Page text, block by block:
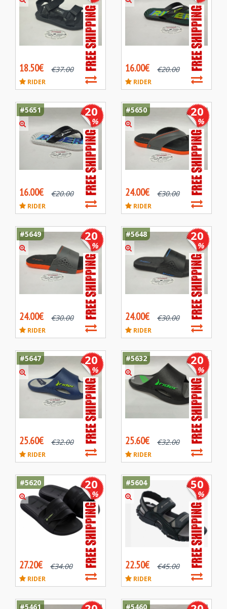
18.50€ €37.00
RIDER
16.00€ €20.00
RIDER
16.00€ €20.00
RIDER
#5651 20
%
24.00€ €30.00
RIDER
#5650 20
%
24.00€ €30.00
RIDER
#5649 20
%
24.00€ €30.00
RIDER
#5648 20
%
25.60€ €32.00
RIDER
#5647 20
%
25.60€ €32.00
RIDER
#5632 20
%
27.20€ €34.00
RIDER
#5620 20
%
22.50€ €45.00
RIDER
#5604 50
%
#5461 #5460